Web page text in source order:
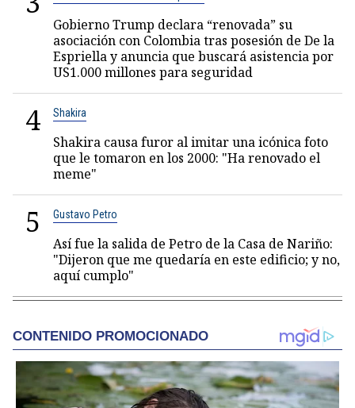
Gobierno Trump declara “renovada” su
asociación con Colombia tras posesión de De la
Espriella y anuncia que buscará asistencia por
US1.000 millones para seguridad
4 Shakira
Shakira causa furor al imitar una icónica foto
que le tomaron en los 2000: "Ha renovado el
meme"
5 Gustavo Petro
Así fue la salida de Petro de la Casa de Nariño:
"Dijeron que me quedaría en este edificio; y no,
aquí cumplo"